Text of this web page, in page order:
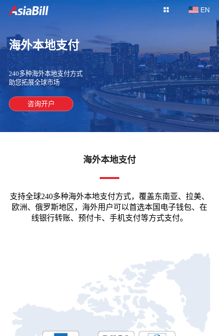
EN
海外本地支付
240多种海外本地支付方式
助您拓展全球市场
咨询开户
海外本地支付
支持全球240多种海外本地支付方式，覆盖东南亚、拉美、
欧洲、俄罗斯地区，海外用户可以首选本国电子钱包、在
线银行转账、预付卡、手机支付等方式支付。